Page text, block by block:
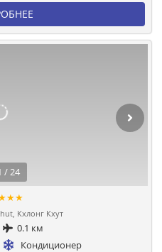
/ 24
Кхлонг Кхут
0.1 км
Кондиционер